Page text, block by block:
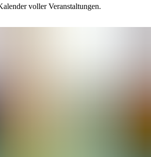
voller Veranstaltungen.